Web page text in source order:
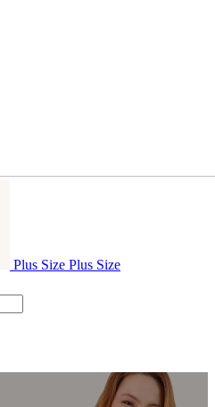
Plus Size Plus Size